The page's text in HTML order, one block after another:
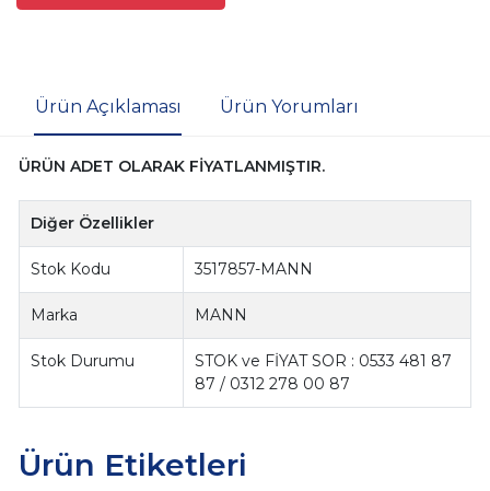
Ürün Açıklaması Ürün Yorumları
ÜRÜN ADET OLARAK FİYATLANMIŞTIR.
Diğer Özellikler
Stok Kodu 3517857-MANN
Marka MANN
Stok Durumu
STOK ve FİYAT SOR : 0533 481 87
87 / 0312 278 00 87
Ürün Etiketleri